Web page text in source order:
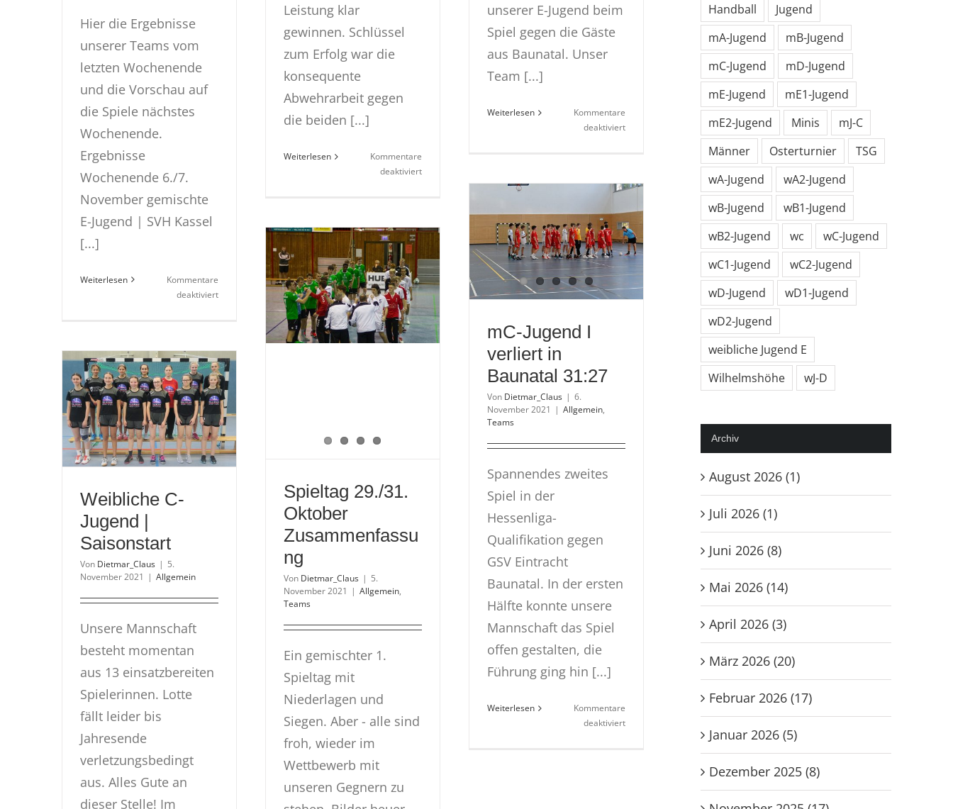
unserer E-Jugend beim
Spiel gegen die Gäste
aus Baunatal. Unser
Team [...]
Weiterlesen
Kommentare
deaktiviertfür
gegen
Baunatal
Hier die Ergebnisse
unserer Teams vom
letzten Wochenende
und die Vorschau auf
die Spiele nächstes
Wochenende.
Ergebnisse
Wochenende 6./7.
November gemischte
E-Jugend | SVH Kassel
[...]
Weiterlesen
Kommentare
deaktiviertfür
|
Vorschau
13.-14.
November
Leistung klar
gewinnen. Schlüssel
zum Erfolg war die
konsequente
Abwehrarbeit gegen
die beiden [...]
Weiterlesen
Kommentare
deaktiviertfür
in
9:27
mC-Jugend I
verliert in
Baunatal 31:27
Von Dietmar_Claus | 6.
November 2021 | Allgemein,
Teams
Spannendes zweites
Spiel in der
Hessenliga-
Qualifikation gegen
GSV Eintracht
Baunatal. In der ersten
Hälfte konnte unsere
Mannschaft das Spiel
offen gestalten, die
Führung ging hin [...]
Weiterlesen
Kommentare
deaktiviertfür
Spieltag 29./31.
Oktober
Zusammenfassu
ng
Von Dietmar_Claus | 5.
November 2021 | Allgemein,
Teams
Ein gemischter 1.
Spieltag mit
Niederlagen und
Siegen. Aber - alle sind
froh, wieder im
Wettbewerb mit
unseren Gegnern zu
Weibliche C-
Jugend |
Saisonstart
Von Dietmar_Claus | 5.
November 2021 | Allgemein
Unsere Mannschaft
besteht momentan
aus 13 einsatzbereiten
Spielerinnen. Lotte
fällt leider bis
Jahresende
verletzungsbedingt
aus. Alles Gute an
dieser Stelle! Im
Handball
Jugend
mA-Jugend
mB-Jugend
mC-Jugend
mD-Jugend
mE-Jugend
mE1-Jugend
mE2-Jugend
Minis
mJ-C
Männer
Osterturnier
TSG
wA-Jugend
wA2-Jugend
wB-Jugend
wB1-Jugend
wB2-Jugend
wc
wC-Jugend
wC1-Jugend
wC2-Jugend
wD-Jugend
wD1-Jugend
wD2-Jugend
weibliche Jugend E
Wilhelmshöhe
wJ-D
Archiv
August 2026 (1)
Juli 2026 (1)
Juni 2026 (8)
Mai 2026 (14)
April 2026 (3)
März 2026 (20)
Februar 2026 (17)
Januar 2026 (5)
Dezember 2025 (8)